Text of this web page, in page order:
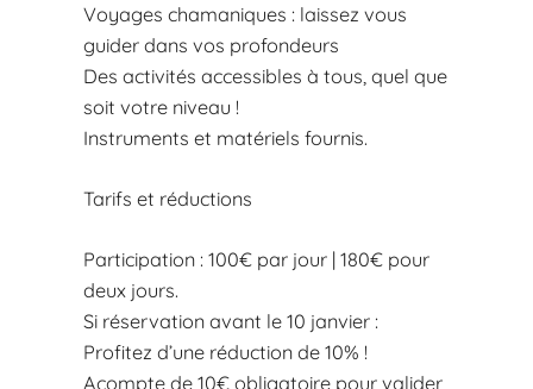
Voyages chamaniques : laissez vous
guider dans vos profondeurs
Des activités accessibles à tous, quel que
soit votre niveau !
Instruments et matériels fournis.
Tarifs et réductions
Participation : 100€ par jour | 180€ pour
deux jours.
Si réservation avant le 10 janvier :
Profitez d’une réduction de 10% !
Acompte de 10€ obligatoire pour valider